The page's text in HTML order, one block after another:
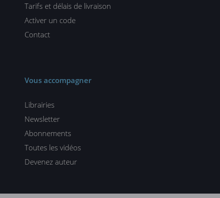
Tarifs et délais de livraison
Activer un code
Contact
Vous accompagner
Librairies
Newsletter
Abonnements
Toutes les vidéos
Devenez auteur